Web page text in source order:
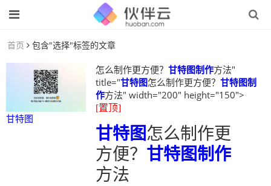
首页 包含"选择"标签的文章
甘特图
怎么制作更方便？ 甘特图制作方法"
title="甘特图怎么制作更方便？ 甘特图制
作方法" width="200" height="150">
[置顶]
甘特图怎么制作更
方便？ 甘特图制作
方法